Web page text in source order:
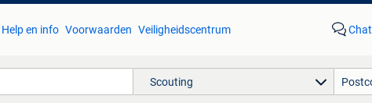
Help en info Voorwaarden Veiligheidscentrum Chat
Scouting